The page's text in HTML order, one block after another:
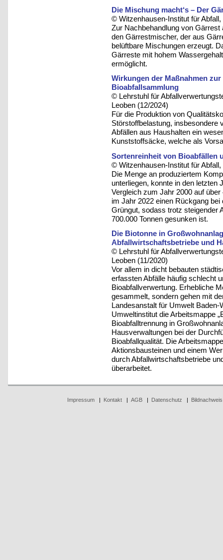
Die Mischung macht‘s – Der
© Witzenhausen-Institut für
Zur Nachbehandlung von
den Gärrestmischer, der aus
belüftbare Mischungen erzeugt.
Gärreste mit hohem
ermöglicht.
Wirkungen der Maßnahmen
Bioabfallsammlung
© Lehrstuhl für
Leoben (12/2024)
Für die Produktion von
Störstoffbelastung, insbesondere
Abfällen aus Haushalten ein
Kunststoffsäcke, welche als
Sortenreinheit von Bioabfällen
© Witzenhausen-Institut für
Die Menge an produziertem
unterliegen, konnte in den letzten
Vergleich zum Jahr 2000 auf
im Jahr 2022 einen Rückgang
Grüngut, sodass trotz steigender
700.000 Tonnen gesunken ist.
Die Biotonne in
Abfallwirtschaftsbetriebe und
© Lehrstuhl für
Leoben (11/2020)
Vor allem in dicht bebauten
erfassten Abfälle häufig schlecht
Bioabfallverwertung. Erhebliche
gesammelt, sondern gehen mit
Landesanstalt für Umwelt
Umweltinstitut die Arbeitsmappe
Bioabfalltrennung in
Hausverwaltungen bei der
Bioabfallqualität. Die
Aktionsbausteinen und einem
durch Abfallwirtschaftsbetriebe
überarbeitet.
Impressum| Kontakt| AGB| Datenschutz Bildnachweis